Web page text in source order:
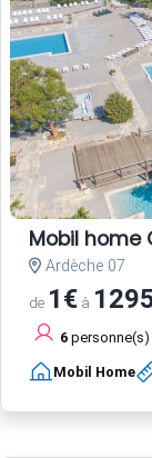
Mobil home
Ardèche 07
de 1€ à
6 personne(s)
Mobil Home